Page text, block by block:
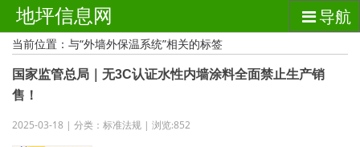
地坪信息网 导航
当前位置：与“外墙外保温系统”相关的标签
国家监管总局｜无3C认证水性内墙涂料全面禁止生产销
售！
2025-03-18 | 分类：标准法规 | 浏览:852